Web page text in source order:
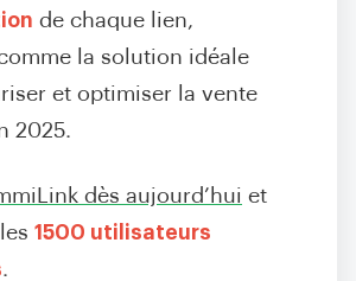
de chaque lien,
la solution idéale
et optimiser la vente
2025.
dès aujourd’hui et
1500 utilisateurs
.